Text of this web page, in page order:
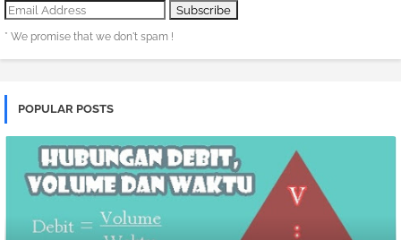
* We promise that we don't spam !
POPULAR POSTS